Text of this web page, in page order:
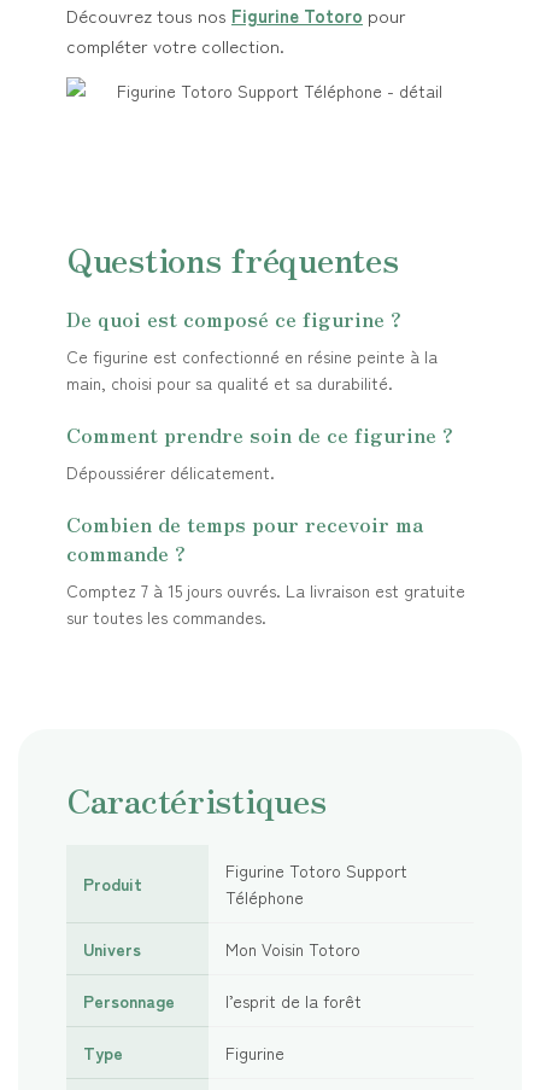
Découvrez tous nos Figurine Totoro pour
compléter votre collection.
Questions fréquentes
De quoi est composé ce figurine ?
Ce figurine est confectionné en résine peinte à la
main, choisi pour sa qualité et sa durabilité.
Comment prendre soin de ce figurine ?
Dépoussiérer délicatement.
Combien de temps pour recevoir ma
commande ?
Comptez 7 à 15 jours ouvrés. La livraison est gratuite
sur toutes les commandes.
Caractéristiques
Produit
Figurine Totoro Support
Téléphone
Univers Mon Voisin Totoro
Personnage l’esprit de la forêt
Type Figurine